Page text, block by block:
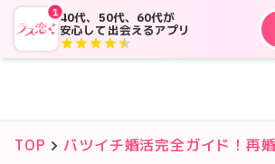
140代、50代、60代が
安心して出会えるアプリ
TOP バツイチ婚活完全ガイド！再